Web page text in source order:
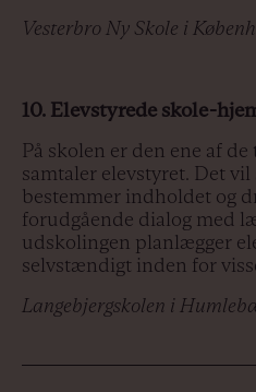
Vesterbro Ny Skole i
10. Elevstyrede skole-
På skolen er den ene af
samtaler elevstyret. Det vil
bestemmer indholdet og
forudgående dialog med
udskolingen planlægger
selvstændigt inden for
Langebjergskolen i